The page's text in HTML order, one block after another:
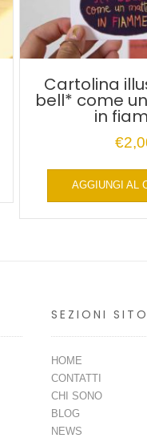
Cartolina
bell* come
in
€
AGGIUNGI AL
SEZIONI SITO
HOME
CONTATTI
CHI SONO
BLOG
NEWS